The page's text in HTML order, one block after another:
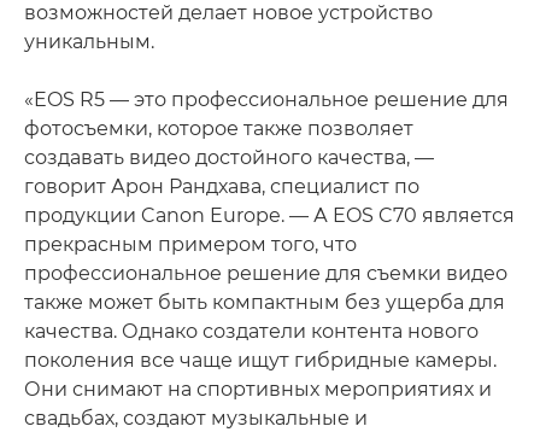
возможностей делает новое устройство
уникальным.
«EOS R5 — это профессиональное решение для
фотосъемки, которое также позволяет
создавать видео достойного качества, —
говорит Арон Рандхава, специалист по
продукции Canon Europe. — А EOS C70 является
прекрасным примером того, что
профессиональное решение для съемки видео
также может быть компактным без ущерба для
качества. Однако создатели контента нового
поколения все чаще ищут гибридные камеры.
Они снимают на спортивных мероприятиях и
свадьбах, создают музыкальные и